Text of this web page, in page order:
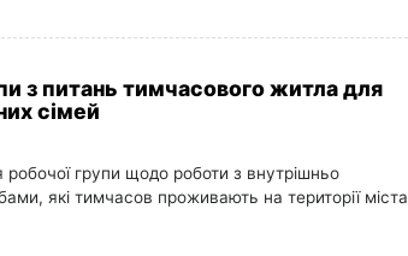
з питань тимчасового житла для
сімей
робочої групи щодо роботи з внутрішньо
які тимчасов проживають на території міста